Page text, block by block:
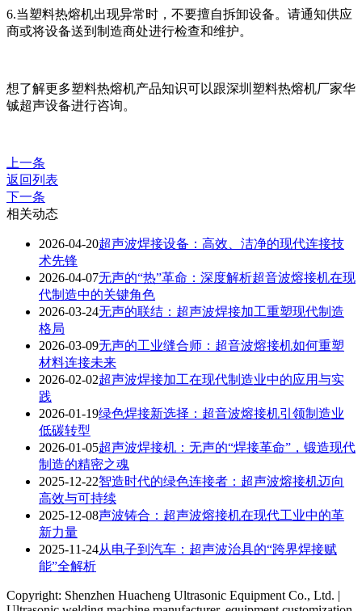
6.当塑料热熔机出现异常时，不要擅自拆卸设备。请通知供应
商或将设备送到制造商处进行检查和维护。
想了解更多塑料热熔机产品知识可以跟深圳塑料热熔机厂家华
铖超声设备进行咨询。
上一条
返回列表
下一条
相关动态
2026-04-20超声波焊接设备：高效、洁净的现代连接技
术先锋
2026-04-07无声的“热”革命：深度解析超音波熔接机在现
代制造中的关键角色
2026-03-24无声的联结：超声波焊接加工重塑现代制造
格局
2026-03-09无声的工业缝合师：超音波熔接机如何重塑
材料连接未来
2026-02-02超声波焊接加工在现代制造业中的应用与实
践
2026-01-19绿色焊接新选择：超音波熔接机引领制造业
低碳转型
2026-01-05超声波焊接机：无声的“焊接革命”，锻造现代
制造的精密之魂
2025-12-22智造时代的绿色连接者：超声波熔接机迈向
高效与可持续
2025-12-08声波铸合：超声波熔接机在现代工业中的革
新力量
2025-11-24从电子到汽车：超声波治具的“跨界焊接赋
能”全解析
Copyright: Shenzhen Huacheng Ultrasonic Equipment Co., Ltd. |